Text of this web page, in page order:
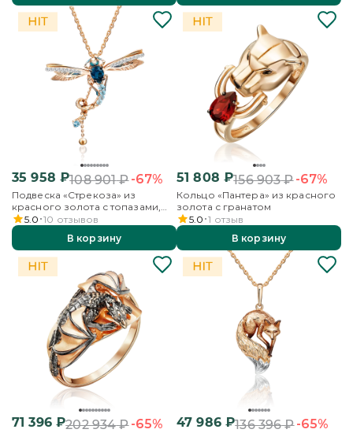
35 958 ₽108 901₽-67%
Подвеска «Стрекоза» из
красного золота с топазами,
бесцветными топазами и
эмалью
5.0 10 отзывов
В корзину
51 808 ₽156 903₽-67%
Кольцо «Пантера» из красного
золота с гранатом
5.0 1 отзыв
В корзину
71 396₽202 934₽-65% 47 986₽136 396₽-65%